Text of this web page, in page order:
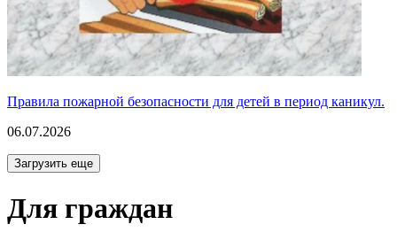
Правила пожарной безопасности для детей в период каникул.
06.07.2026
Загрузить еще
Для граждан